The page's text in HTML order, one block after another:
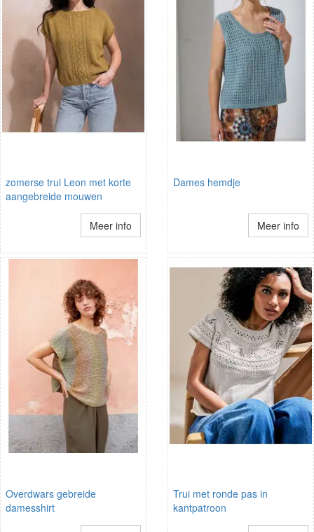
zomerse trui Leon met korte
aangebreide mouwen
Meer info
Dames hemdje
Meer info
Overdwars gebreide
damesshirt
Trui met ronde pas in
kantpatroon